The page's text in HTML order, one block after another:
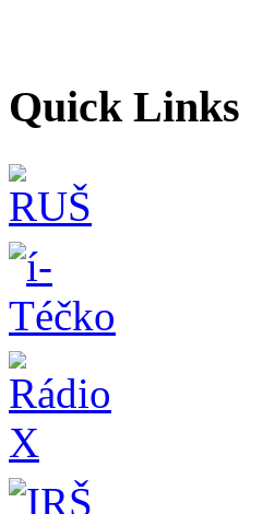
Quick Links